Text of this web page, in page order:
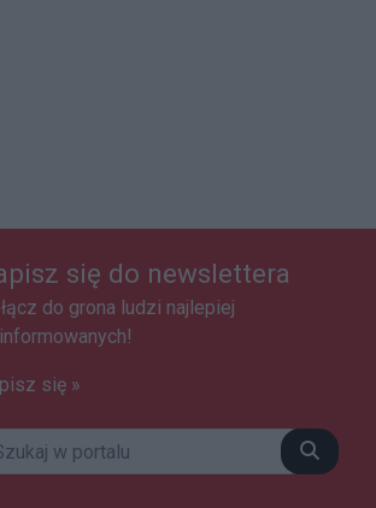
się do newslettera
do grona ludzi najlepiej
się »
Szukaj